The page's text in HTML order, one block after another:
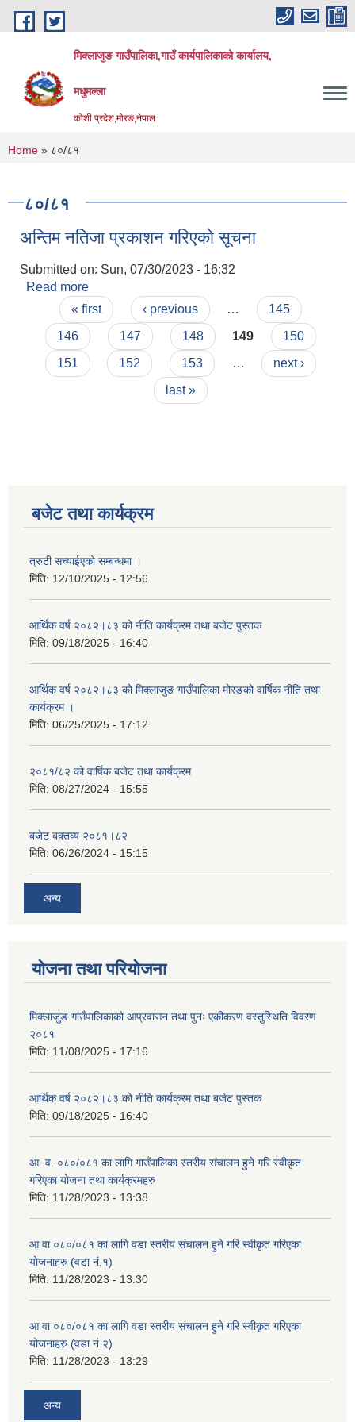
Skip to main content
मिक्लाजुङ गाउँपालिका,गाउँ कार्यपालिकाको कार्यालय,
मधुमल्ला
कोशी प्रदेश,मोरङ,नेपाल
You are here
Home » ८०/८१
८०/८१
अन्तिम नतिजा प्रकाशन गरिएको सूचना
Submitted on: Sun, 07/30/2023 - 16:32
Read more
Pages« first ‹ previous …
145
146
147 148 149
150
151
152 153 …
next ›
last »
बजेट तथा कार्यक्रम
त्रुटी सच्याईएको सम्बन्धमा ।
मिति: 12/10/2025 - 12:56
आर्थिक वर्ष २०८२।८३ को नीति कार्यक्रम तथा बजेट पुस्तक
मिति: 09/18/2025 - 16:40
आर्थिक वर्ष २०८२।८३ को मिक्लाजुङ गाउँपालिका मोरङको वार्षिक नीति तथा
कार्यक्रम ।
मिति: 06/25/2025 - 17:12
२०८१/८२ को वार्षिक बजेट तथा कार्यक्रम
मिति: 08/27/2024 - 15:55
बजेट बक्तव्य २०८१।८२
मिति: 06/26/2024 - 15:15
अन्य
योजना तथा परियोजना
मिक्लाजुङ गाउँपालिकाको आप्रवासन तथा पुनः एकीकरण वस्तुस्थिति विवरण
२०८१
मिति: 11/08/2025 - 17:16
आर्थिक वर्ष २०८२।८३ को नीति कार्यक्रम तथा बजेट पुस्तक
मिति: 09/18/2025 - 16:40
आ .व. ०८०/०८१ का लागि गाउँपालिका स्तरीय संचालन हुने गरि स्वीकृत
गरिएका योजना तथा कार्यक्रमहरु
मिति: 11/28/2023 - 13:38
आ वा ०८०/०८१ का लागि वडा स्तरीय संचालन हुने गरि स्वीकृत गरिएका
योजनाहरु (वडा नं.१)
मिति: 11/28/2023 - 13:30
आ वा ०८०/०८१ का लागि वडा स्तरीय संचालन हुने गरि स्वीकृत गरिएका
योजनाहरु (वडा नं.२)
मिति: 11/28/2023 - 13:29
अन्य